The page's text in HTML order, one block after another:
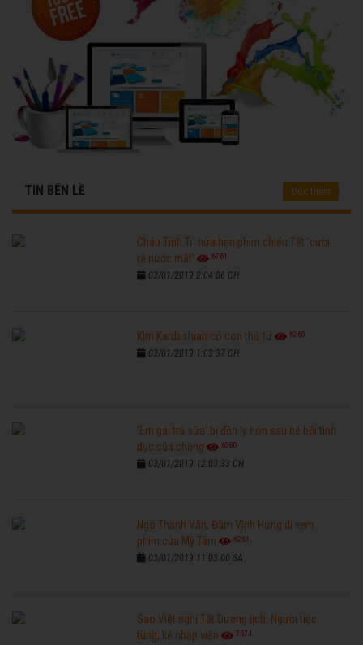
TIN BÊN LỀ Đọc thêm
Châu Tinh Trì hứa hẹn phim chiếu Tết 'cười
ra nước mắt'
6761
03/01/2019 2:04:06 CH
Kim Kardashian có con thứ tư 6260
03/01/2019 1:03:37 CH
'Em gái trà sữa' bị đồn ly hôn sau bê bối tình
dục của chồng
6580
03/01/2019 12:03:33 CH
Ngô Thanh Vân, Đàm Vĩnh Hưng đi xem
phim của Mỹ Tâm
6261
03/01/2019 11:03:00 SA
Sao Việt nghỉ Tết Dương lịch: Người tiệc
tùng, kẻ nhập viện
7674